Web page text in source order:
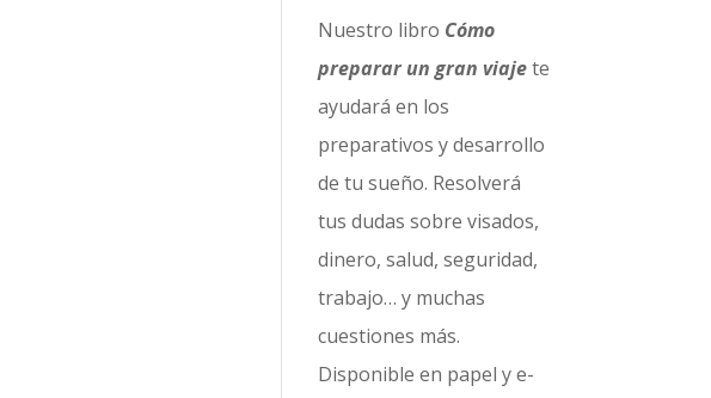
Nuestro libro Cómo
preparar un gran viajete
ayudará en los
preparativos y desarrollo
de tu sueño. Resolverá
tus dudas sobre visados,
dinero, salud, seguridad,
trabajo… y muchas
cuestiones más.
Disponible en papel y e-